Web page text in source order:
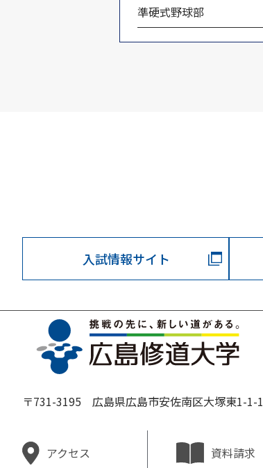
準硬式野球部
入試情報サイト
〒731-3195 広島県広島市安佐南区大塚東1-1-1
アクセス 資料請求